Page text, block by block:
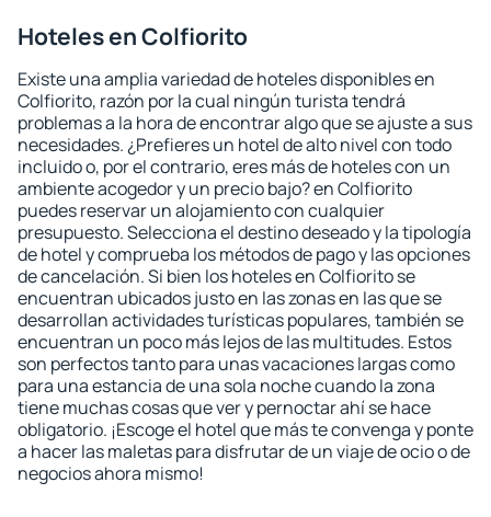
Hoteles en Colfiorito
Existe una amplia variedad de hoteles disponibles en
Colfiorito, razón por la cual ningún turista tendrá
problemas a la hora de encontrar algo que se ajuste a sus
necesidades. ¿Prefieres un hotel de alto nivel con todo
incluido o, por el contrario, eres más de hoteles con un
ambiente acogedor y un precio bajo? en Colfiorito
puedes reservar un alojamiento con cualquier
presupuesto. Selecciona el destino deseado y la tipología
de hotel y comprueba los métodos de pago y las opciones
de cancelación. Si bien los hoteles en Colfiorito se
encuentran ubicados justo en las zonas en las que se
desarrollan actividades turísticas populares, también se
encuentran un poco más lejos de las multitudes. Estos
son perfectos tanto para unas vacaciones largas como
para una estancia de una sola noche cuando la zona
tiene muchas cosas que ver y pernoctar ahí se hace
obligatorio. ¡Escoge el hotel que más te convenga y ponte
a hacer las maletas para disfrutar de un viaje de ocio o de
negocios ahora mismo!